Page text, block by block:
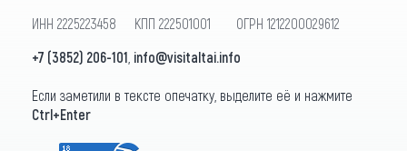
ИНН 2225223458 КПП 222501001 ОГРН 1212200029612
+7 (3852) 206-101 info@visitaltai.info
Если заметили в тексте опечатку, выделите её и нажмите
Ctrl+Enter